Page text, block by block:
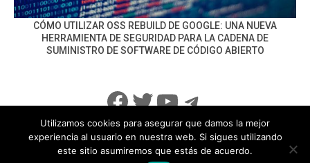
CÓMO UTILIZAR OSS REBUILD DE GOOGLE: UNA NUEVA
HERRAMIENTA DE SEGURIDAD PARA LA CADENA DE
SUMINISTRO DE SOFTWARE DE CÓDIGO ABIERTO
Facebook
Twitter
YouTube
Telegram
info@noticiasseguridad.com Política de Privacidad
Utilizamos cookies para asegurar que damos la mejor
experiencia al usuario en nuestra web. Si sigues utilizando
este sitio asumiremos que estás de acuerdo.